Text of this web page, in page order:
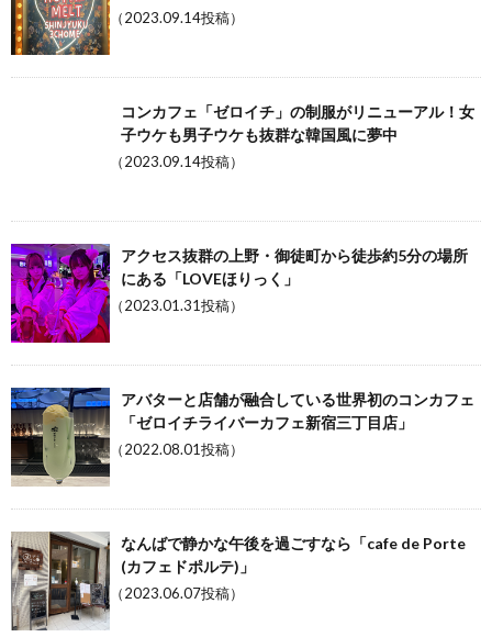
（2023.09.14投稿）
コンカフェ「ゼロイチ」の制服がリニューアル！女
子ウケも男子ウケも抜群な韓国風に夢中
（2023.09.14投稿）
アクセス抜群の上野・御徒町から徒歩約5分の場所
にある「LOVEほりっく」
（2023.01.31投稿）
アバターと店舗が融合している世界初のコンカフェ
「ゼロイチライバーカフェ新宿三丁目店」
（2022.08.01投稿）
なんばで静かな午後を過ごすなら「cafe de Porte
(カフェドポルテ)」
（2023.06.07投稿）